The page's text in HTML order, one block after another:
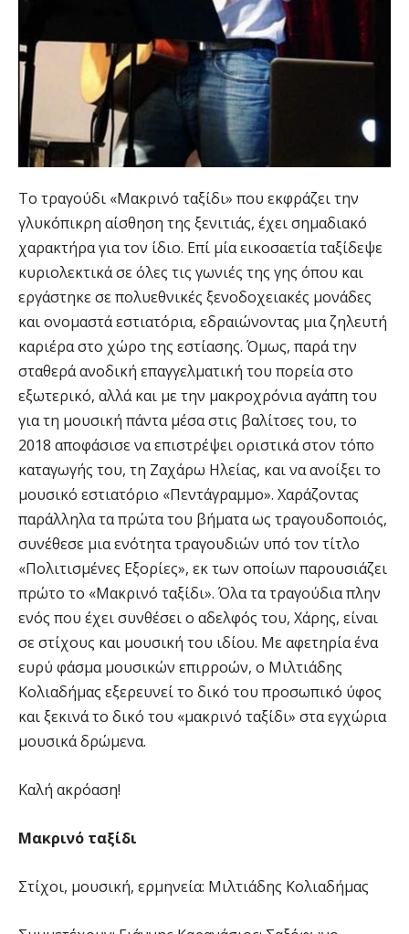
Το τραγούδι «Μακρινό ταξίδι» που εκφράζει την
γλυκόπικρη αίσθηση της ξενιτιάς, έχει σημαδιακό
χαρακτήρα για τον ίδιο. Επί μία εικοσαετία ταξίδεψε
κυριολεκτικά σε όλες τις γωνιές της γης όπου και
εργάστηκε σε πολυεθνικές ξενοδοχειακές μονάδες
και ονομαστά εστιατόρια, εδραιώνοντας μια ζηλευτή
καριέρα στο χώρο της εστίασης. Όμως, παρά την
σταθερά ανοδική επαγγελματική του πορεία στο
εξωτερικό, αλλά και με την μακροχρόνια αγάπη του
για τη μουσική πάντα μέσα στις βαλίτσες του, το
2018 αποφάσισε να επιστρέψει οριστικά στον τόπο
καταγωγής του, τη Ζαχάρω Ηλείας, και να ανοίξει το
μουσικό εστιατόριο «Πεντάγραμμο». Χαράζοντας
παράλληλα τα πρώτα του βήματα ως τραγουδοποιός,
συνέθεσε μια ενότητα τραγουδιών υπό τον τίτλο
«Πολιτισμένες Εξορίες», εκ των οποίων παρουσιάζει
πρώτο το «Μακρινό ταξίδι». Όλα τα τραγούδια πλην
ενός που έχει συνθέσει ο αδελφός του, Χάρης, είναι
σε στίχους και μουσική του ιδίου. Με αφετηρία ένα
ευρύ φάσμα μουσικών επιρροών, ο Μιλτιάδης
Κολιαδήμας εξερευνεί το δικό του προσωπικό ύφος
και ξεκινά το δικό του «μακρινό ταξίδι» στα εγχώρια
μουσικά δρώμενα.
Καλή ακρόαση!
Μακρινό ταξίδι
Στίχοι, μουσική, ερμηνεία: Μιλτιάδης Κολιαδήμας